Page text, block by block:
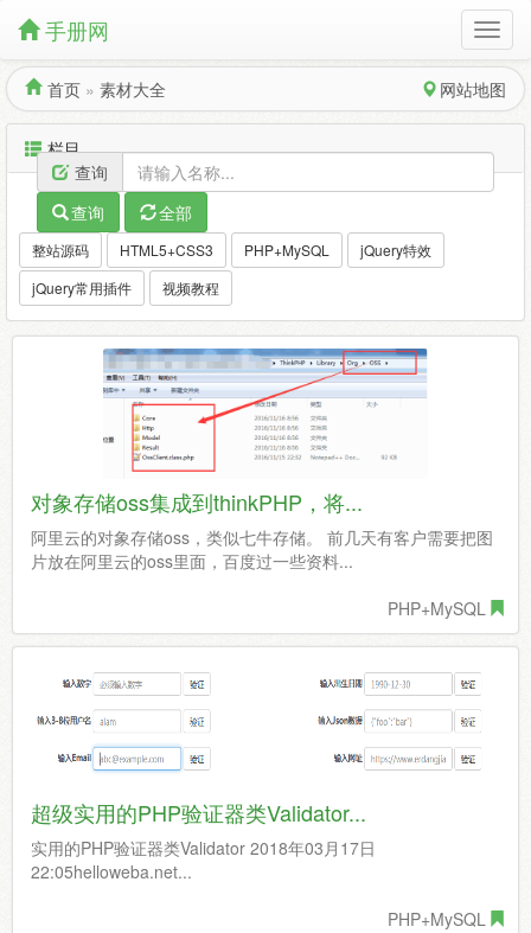
手册网
首页 » 素材大全 网站地图
栏目
查询
查询
全部
整站源码 HTML5+CSS3 PHP+MySQL
jQuery特效
jQuery常用插件
视频教程
对象存储oss集成到thinkPHP，将...
阿里云的对象存储oss，类似七牛存储。 前几天有客户需要把图
片放在阿里云的oss里面，百度过一些资料...
PHP+MySQL
超级实用的PHP验证器类Validator...
实用的PHP验证器类Validator 2018年03月17日
22:05helloweba.net...
PHP+MySQL